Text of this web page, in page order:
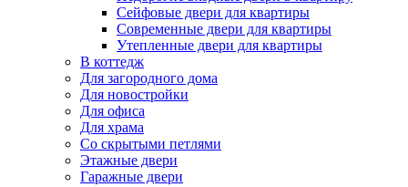
Сейфовые двери для квартиры
Современные двери для квартиры
Утепленные двери для квартиры
В коттедж
Для загородного дома
Для новостройки
Для офиса
Для храма
Со скрытыми петлями
Этажные двери
Гаражные двери